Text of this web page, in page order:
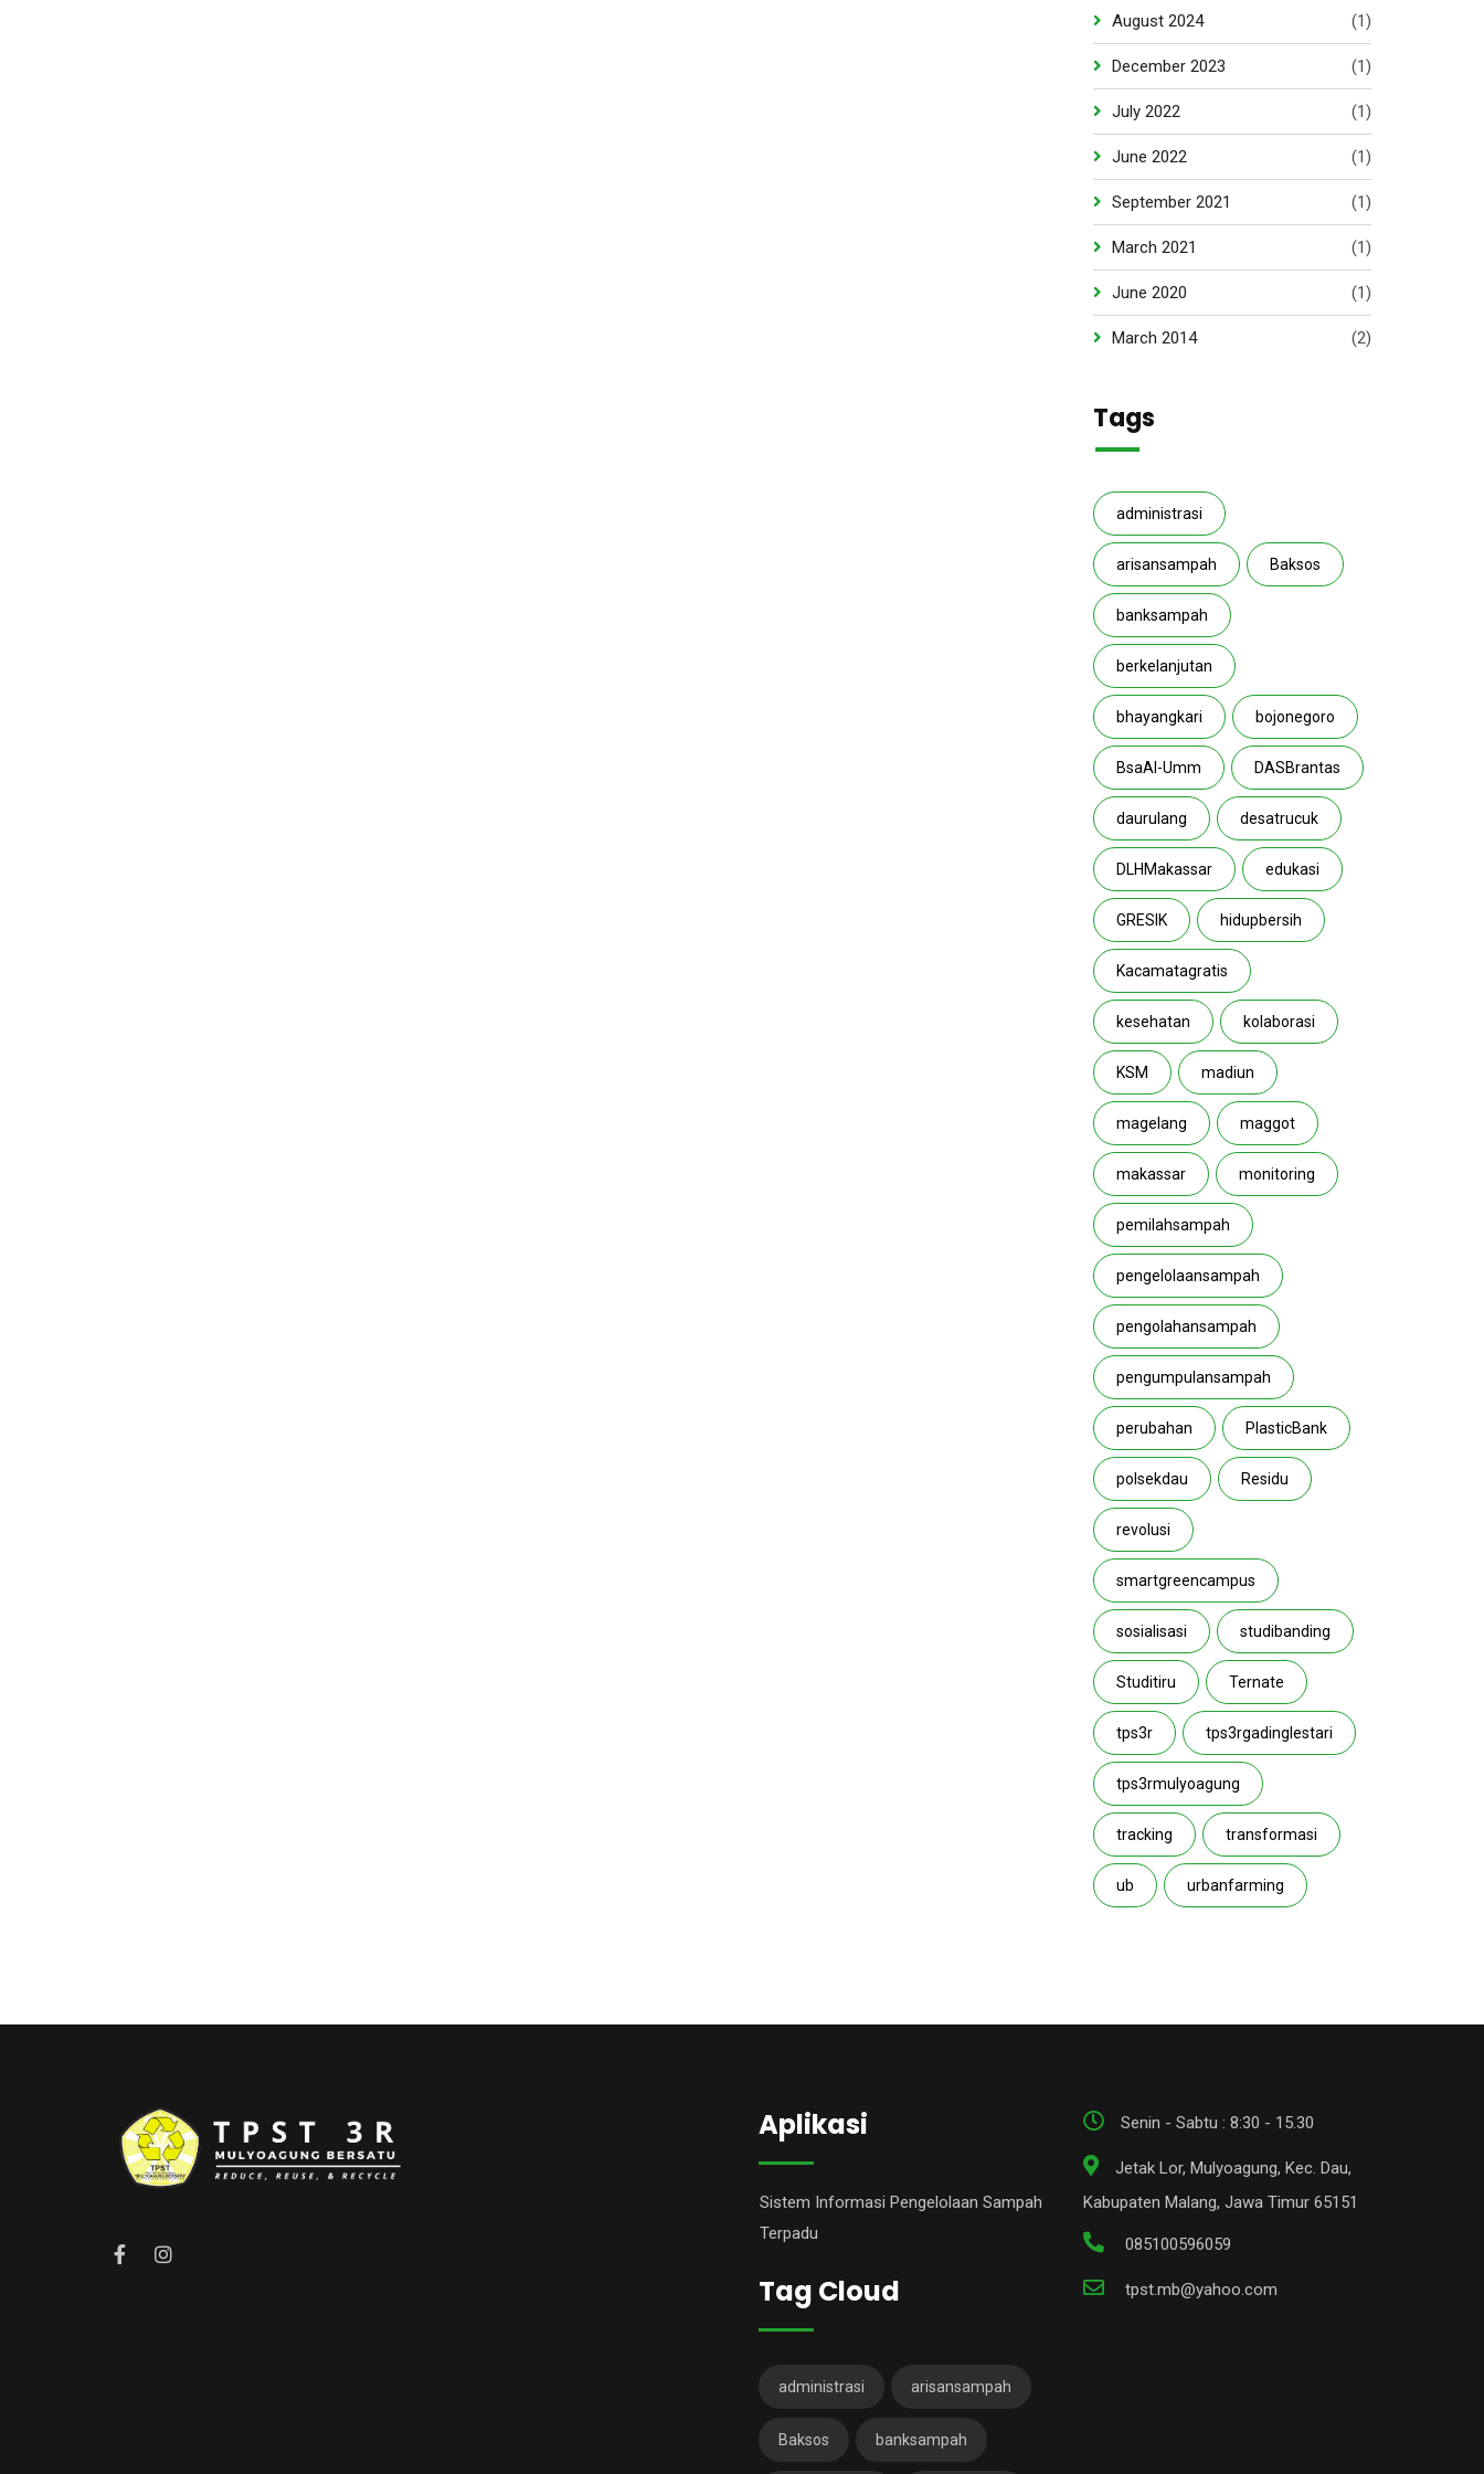
August 2024 (1)
December 2023 (1)
July 2022 (1)
June 2022 (1)
September 2021 (1)
March 2021 (1)
June 2020 (1)
March 2014 (2)
Tags
administrasi
arisansampah Baksos
banksampah
berkelanjutan
bhayangkari bojonegoro
BsaAl-Umm DASBrantas
daurulang desatrucuk
DLHMakassar edukasi
GRESIK hidupbersih
Kacamatagratis
kesehatan kolaborasi
KSM madiun
magelang maggot
makassar monitoring
pemilahsampah
pengelolaansampah
pengolahansampah
pengumpulansampah
perubahan PlasticBank
polsekdau Residu
revolusi
smartgreencampus
sosialisasi studibanding
Studitiru Ternate
tps3r tps3rgadinglestari
tps3rmulyoagung
tracking transformasi
ub urbanfarming
Aplikasi
Sistem Informasi Pengelolaan Sampah
Terpadu
Tag Cloud
administrasi arisansampah
Baksos banksampah
Senin - Sabtu : 8:30 - 15.30
Jetak Lor, Mulyoagung, Kec. Dau,
Kabupaten Malang, Jawa Timur 65151
085100596059
tpst.mb@yahoo.com